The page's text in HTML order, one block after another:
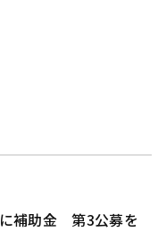
補助金 第3公募を